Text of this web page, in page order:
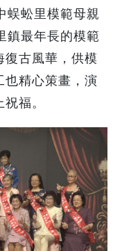
蜈蚣里模範母親
鎮最年長的模範
復古風華，供模
也精心策畫，演
福。